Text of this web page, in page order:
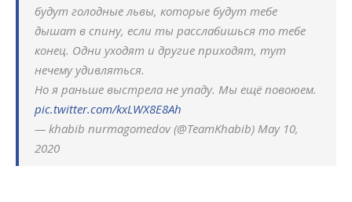
будут голодные львы, которые будут тебе
дышат в спину, если ты расслабишься то тебе
конец. Одни уходят и другие приходят, тут
нечему удивляться.
Но я раньше выстрела не упаду. Мы ещё повоюем.
pic.twitter.com/kxLWX8E8Ah
— khabib nurmagomedov (@TeamKhabib) May 10,
2020